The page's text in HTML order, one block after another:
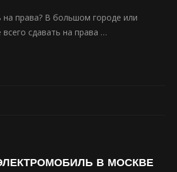
на права? В большом городе или
сдавать на права …
В МОСКВЕ